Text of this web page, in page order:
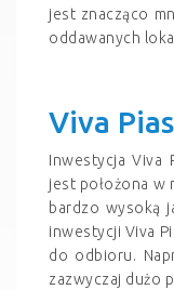
jest znacząco
oddawanych
Viva
Inwestycja Viva
jest położona w
bardzo wysoką
inwestycji Viva
do odbioru.
zazwyczaj dużo